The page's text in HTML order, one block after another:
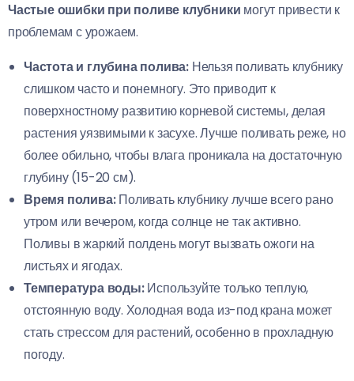
Частые ошибки при поливе клубники могут привести к
проблемам с урожаем.
Частота и глубина полива: Нельзя поливать клубнику
слишком часто и понемногу. Это приводит к
поверхностному развитию корневой системы, делая
растения уязвимыми к засухе. Лучше поливать реже, но
более обильно, чтобы влага проникала на достаточную
глубину (15-20 см).
Время полива:Поливать клубнику лучше всего рано
утром или вечером, когда солнце не так активно.
Поливы в жаркий полдень могут вызвать ожоги на
листьях и ягодах.
Температура воды:Используйте только теплую,
отстоянную воду. Холодная вода из-под крана может
стать стрессом для растений, особенно в прохладную
погоду.